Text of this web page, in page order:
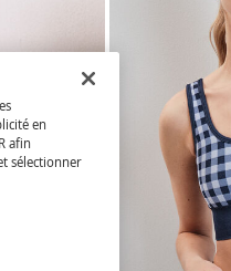
en
afin
sélectionner